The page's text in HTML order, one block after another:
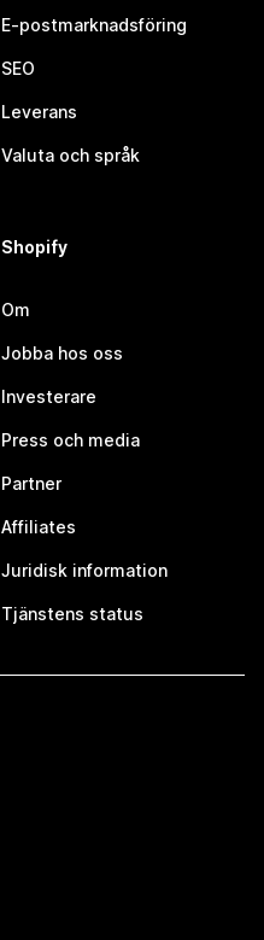
E-postmarknadsföring
SEO
Leverans
Valuta och språk
Shopify
Om
Jobba hos oss
Investerare
Press och media
Partner
Affiliates
Juridisk information
Tjänstens status